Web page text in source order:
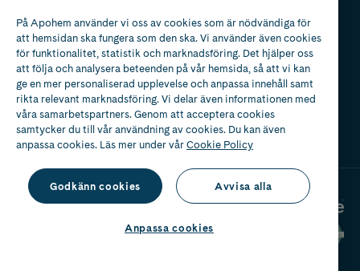
Apotek med tillstånd
av Läkemedelsverket
På Apohem använder vi oss av cookies som är nödvändiga för
att hemsidan ska fungera som den ska. Vi använder även cookies
för funktionalitet, statistik och marknadsföring. Det hjälper oss
att följa och analysera beteenden på vår hemsida, så att vi kan
ge en mer personaliserad upplevelse och anpassa innehåll samt
rikta relevant marknadsföring. Vi delar även informationen med
våra samarbetspartners. Genom att acceptera cookies
samtycker du till vår användning av cookies. Du kan även
anpassa cookies. Läs mer under vårCookie Policy
Godkänn cookies Avvisa alla
Anpassa cookies